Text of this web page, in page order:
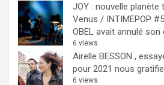
JOY : nouvelle
Venus / INTIMEPOP
OBEL avait annulé
6 views
Airelle BESSON ,
pour 2021 nous
6 views